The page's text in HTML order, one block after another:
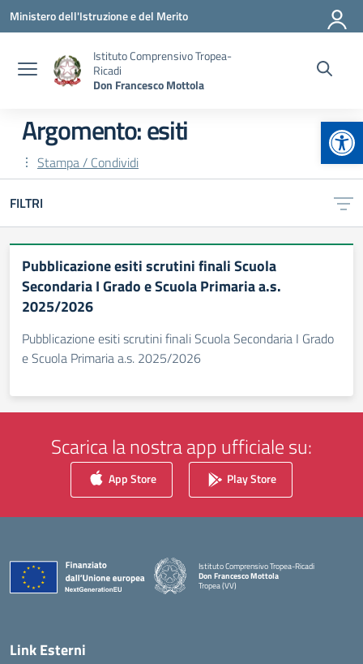
Vai ai contenuti
Vai al menu di navigazione
Vai al footer
Ministero dell'Istruzione e del Merito
Istituto Comprensivo Tropea-
Ricadi
Don Francesco Mottola
Argomento: esiti
Stampa / Condividi
FILTRI
Pubblicazione esiti scrutini finali Scuola
Secondaria I Grado e Scuola Primaria a.s.
2025/2026
Pubblicazione esiti scrutini finali Scuola Secondaria I Grado
e Scuola Primaria a.s. 2025/2026
Scarica la nostra app ufficiale su:
App Store Play Store
Istituto Comprensivo Tropea-Ricadi
Don Francesco Mottola
Tropea (VV)
— Visita la pagina iniziale della scuola
Link Esterni